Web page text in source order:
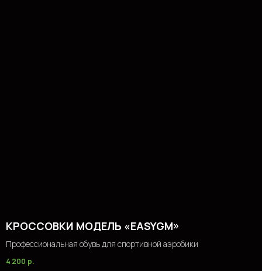
КРОССОВКИ МОДЕЛЬ «EASYGM»
Профессиональная обувь для спортивной аэробики
4 200 р.